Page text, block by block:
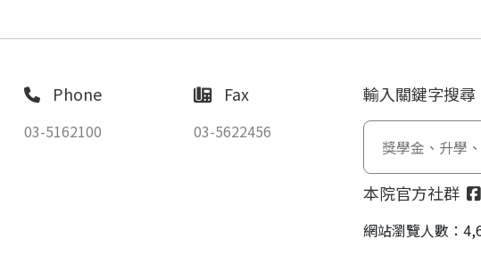
Phone
03-5162100
Fax
03-5622456
輸入關鍵字搜尋
本院官方社群
網站瀏覽人數：